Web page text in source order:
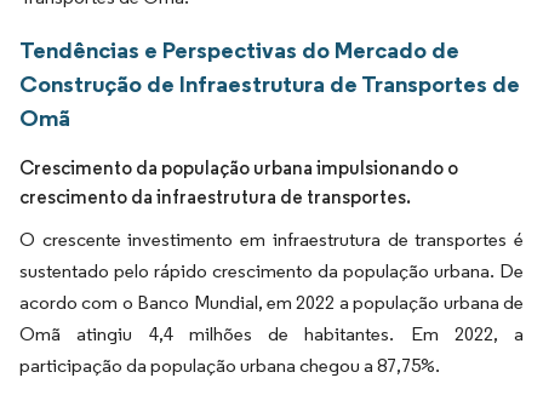
Tendências e Perspectivas do Mercado de
Construção de Infraestrutura de Transportes de
Omã
Crescimento da população urbana impulsionando o
crescimento da infraestrutura de transportes.
O crescente investimento em infraestrutura de transportes é
sustentado pelo rápido crescimento da população urbana. De
acordo com o Banco Mundial, em 2022 a população urbana de
Omã atingiu 4,4 milhões de habitantes. Em 2022, a
participação da população urbana chegou a 87,75%.